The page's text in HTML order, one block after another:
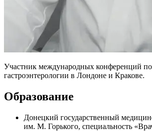
Участник международных конференций по
гастроэнтерологии в Лондоне и Кракове.
Образование
Донецкий государственный
им. М. Горького, специальность